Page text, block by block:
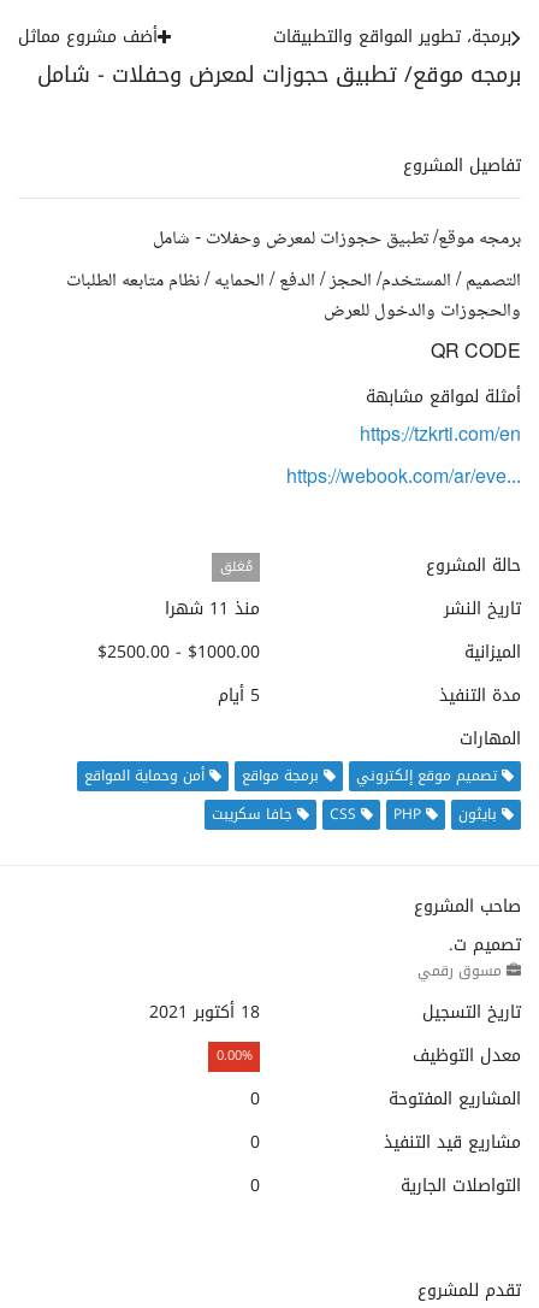
برمجه موقع/ تطبيق حجوزات لمعرض وحفلات - شامل
برمجة، تطوير المواقع والتطبيقات أضف مشروع مماثل
تفاصيل المشروع
برمجه موقع/ تطبيق حجوزات لمعرض وحفلات - شامل
التصميم / المستخدم/ الحجز / الدفع / الحمايه / نظام متابعه الطلبات
والحجوزات والدخول للعرض
QR CODE
أمثلة لمواقع مشابهة
https://tzkrti.com/en
https://webook.com/ar/eve...
حالة المشروع مُغلق
تاريخ النشر
منذ 11 شهرا
الميزانية
$1000.00 - $2500.00
مدة التنفيذ
5 أيام
المهارات
تصميم موقع إلكتروني برمجة مواقع
أمن وحماية المواقع
بايثون
PHP
CSS جافا سكريبت
صاحب المشروع
تصميم ت.
مسوق رقمي
تاريخ التسجيل
18 أكتوبر 2021
معدل التوظيف
0.00%
المشاريع المفتوحة
0
مشاريع قيد التنفيذ
0
التواصلات الجارية
0
تقدم للمشروع